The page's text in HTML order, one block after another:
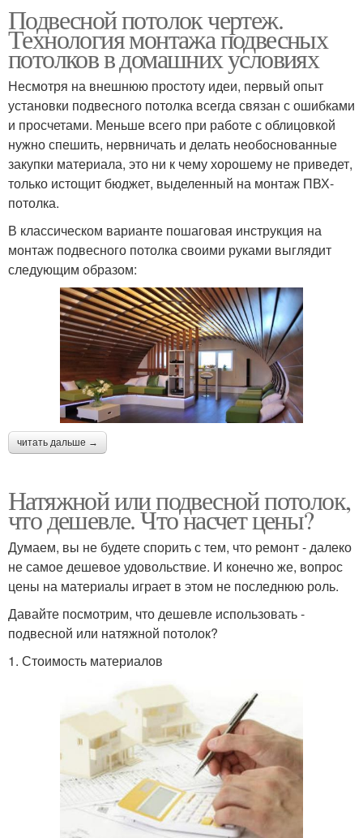
Подвесной потолок чертеж.
Технология монтажа подвесных
потолков в домашних условиях
Несмотря на внешнюю простоту идеи, первый опыт
установки подвесного потолка всегда связан с ошибками
и просчетами. Меньше всего при работе с облицовкой
нужно спешить, нервничать и делать необоснованные
закупки материала, это ни к чему хорошему не приведет,
только истощит бюджет, выделенный на монтаж ПВХ-
потолка.
В классическом варианте пошаговая инструкция на
монтаж подвесного потолка своими руками выглядит
следующим образом:
читать дальше →
Натяжной или подвесной потолок,
что дешевле. Что насчет цены?
Думаем, вы не будете спорить с тем, что ремонт - далеко
не самое дешевое удовольствие. И конечно же, вопрос
цены на материалы играет в этом не последнюю роль.
Давайте посмотрим, что дешевле использовать -
подвесной или натяжной потолок?
1. Стоимость материалов